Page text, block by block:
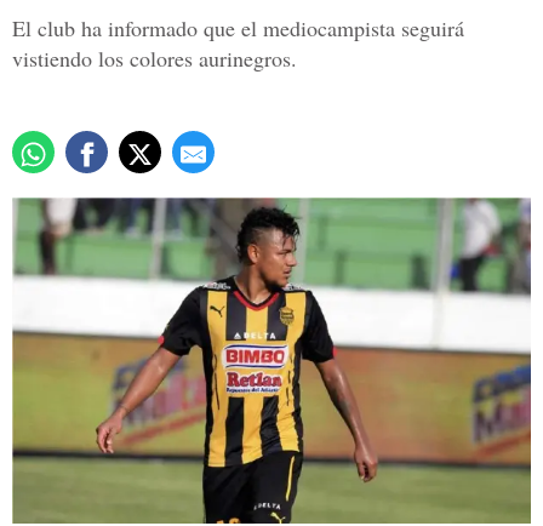
El club ha informado que el mediocampista seguirá
vistiendo los colores aurinegros.